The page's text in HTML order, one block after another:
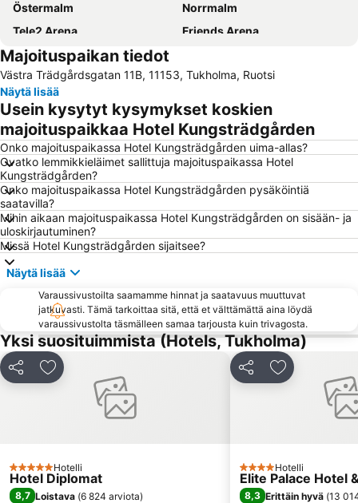
Östermalm
Norrmalm
Tele2 Arena
Friends Arena
Cityterminalen
Djurgården
Vasastan
Stockholmsmassan
Airport Stockholm-Bromma
Skansen
Kungsholmen
Old Town Stockholm
Stockholm sightseeing
Gröna Lund
Stadsgårdshamnen
Hötorget
Stockholm Waterfront Congress Centre
Bromma
Sergelin tori
Älvsjö
Fotografiska
Tukholman saaristo
Kungsträdgården
Stockholm City Conference Centre
Cirkus
Stureplan
Junibacken
Rinkeby-Kista
Kungliga Operan
Göta Lejon
Berzelii Park
Tegnerlunden
Jul på Skansen
Drottningholm
Majoituspaikan tiedot
Västra Trädgårdsgatan 11B, 11153, Tukholma, Ruotsi
Näytä lisää
Usein kysytyt kysymykset koskien
majoituspaikkaa Hotel Kungsträdgården
Onko majoituspaikassa Hotel Kungsträdgården uima-allas?
Ovatko lemmikkieläimet sallittuja majoituspaikassa Hotel
Kungsträdgården?
Onko majoituspaikassa Hotel Kungsträdgården pysäköintiä
saatavilla?
Mihin aikaan majoituspaikassa Hotel Kungsträdgården on sisään- ja
uloskirjautuminen?
Missä Hotel Kungsträdgården sijaitsee?
Näytä lisää
Varaussivustoilta saamamme hinnat ja saatavuus muuttuvat
jatkuvasti. Tämä tarkoittaa sitä, että et välttämättä aina löydä
varaussivustolta täsmälleen samaa tarjousta kuin trivagosta.
Yksi suosituimmista (Hotels, Tukholma)
Jaa Lisää suosikkeihin
5 Tähtiluokitus
Hotelli
Hotel Diplomat
8,7 Loistava (6 824 arviota)
Jaa Lisää
4 Tähtiluokitus
Hotelli
Elite Palace Hotel
8,3 Erittäin hyvä (13